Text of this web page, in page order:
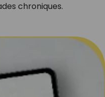
chroniques.